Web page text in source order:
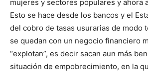
mujeres y sectores populares y ahora
Esto se hace desde los bancos y el
del cobro de tasas usurarias de modo
se quedan con un negocio financiero
“explotan”, es decir sacan aun más
situación de empobrecimiento, en la